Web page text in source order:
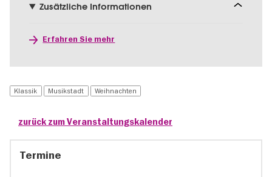
Zusätzliche Informationen
Erfahren Sie mehr
Klassik Musikstadt Weihnachten
zurück zum Veranstaltungskalender
Termine